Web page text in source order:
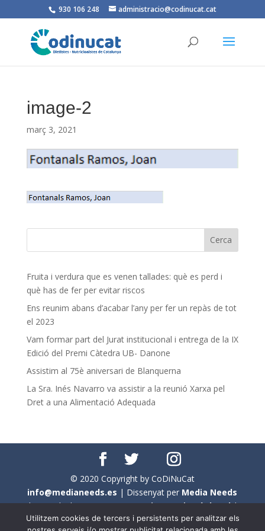
930 106 248 administracio@codinucat.cat
image-2
març 3, 2021
Fruita i verdura que es venen tallades: què es perd i
què has de fer per evitar riscos
Ens reunim abans d’acabar l’any per fer un repàs de tot
el 2023
Vam formar part del Jurat institucional i entrega de la IX
Edició del Premi Càtedra UB- Danone
Assistim al 75è aniversari de Blanquerna
La Sra. Inés Navarro va assistir a la reunió Xarxa pel
Dret a una Alimentació Adequada
© 2020 Copyright by CoDiNuCat
info@medianeeds.es | Dissenyat per Media Needs
| Tots els drets reservats aCoDiNuCat |Avís legal|
Avís per cookies
Utilitzem cookies de tercers i persistents per analitzar els